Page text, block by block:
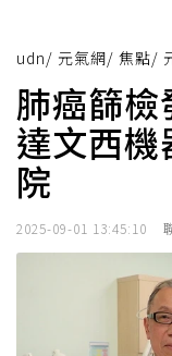
udn/ 元氣網/ 焦點/
肺癌篩
達文西機
院
2025-09-01 13:45:10